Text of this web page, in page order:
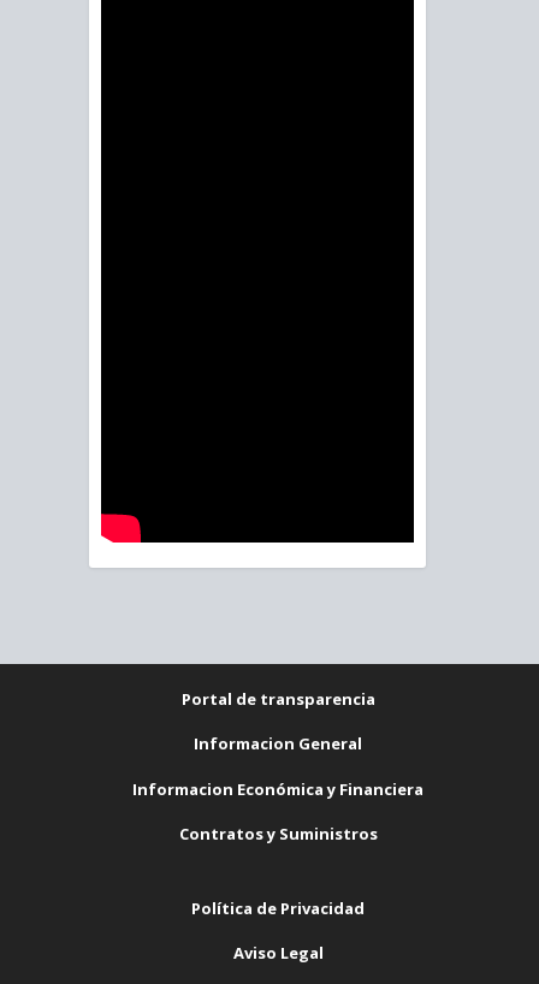
Portal de transparencia
Informacion General
Informacion Económica y Financiera
Contratos y Suministros
Política de Privacidad
Aviso Legal